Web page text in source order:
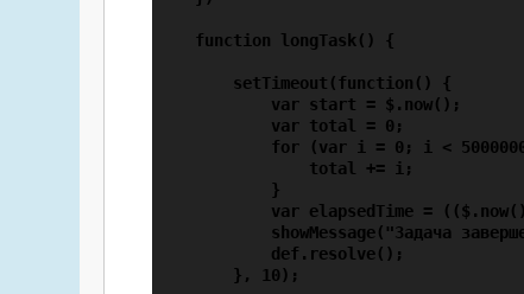
    function longTask() {
        setTimeout(function() {
            var start = $.now();
            var total = 0;
for (var i = 0; i <
                total += i;
            }
var elapsedTime =
showMessage("Задача
            def.resolve();
        }, 10);